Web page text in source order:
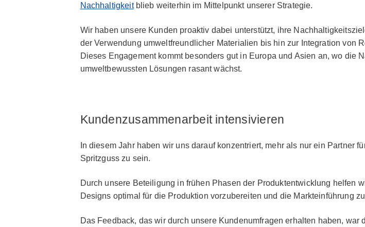
Nachhaltigkeitblieb weiterhin im Mittelpunkt unserer Strategie.
Wir haben unsere Kunden proaktiv dabei unterstützt, ihre
der Verwendung umweltfreundlicher Materialien bis hin zur Integration von
Dieses Engagement kommt besonders gut in Europa und Asien an, wo die
umweltbewussten Lösungen rasant wächst.
Kunden­zusammenarbeit intensivieren
In diesem Jahr haben wir uns darauf konzentriert, mehr als nur ein Partner
Spritzguss zu sein.
Durch unsere Beteiligung in frühen Phasen der Produktentwicklung helfen
Designs optimal für die Produktion vorzubereiten und die Markteinführung
Das Feedback, das wir durch unsere Kundenumfragen erhalten haben, war